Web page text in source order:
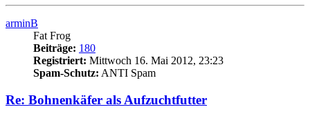
arminB
Fat Frog
Beiträge: 180
Registriert: Mittwoch 16. Mai 2012, 23:23
Spam-Schutz: ANTI Spam
Re: Bohnenkäfer als Aufzuchtfutter